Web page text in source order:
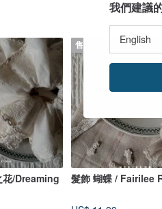
花/Dreaming
售完
髮飾 蝴蝶 / Fairilee
我們建議